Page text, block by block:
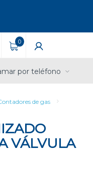
0
por teléfono
de gas
VÁLVULA